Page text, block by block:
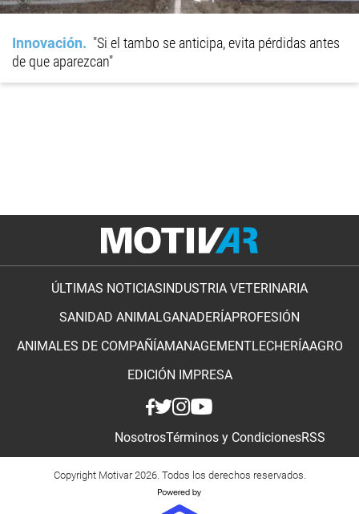
Innovación
"Si el tambo se anticipa, evita pérdidas antes
de que aparezcan"
ÚLTIMAS NOTICIAS INDUSTRIA VETERINARIA
SANIDAD ANIMALGANADERÍAPROFESIÓN
ANIMALES DE COMPAÑÍAMANAGEMENTLECHERÍAAGRO
EDICIÓN IMPRESA
NosotrosTérminos y CondicionesRSS
Copyright Motivar 2026. Todos los derechos reservados.